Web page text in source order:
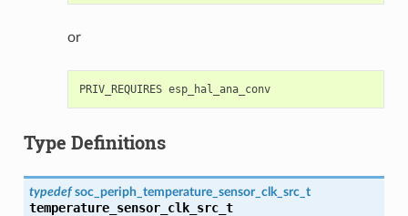
or
PRIV_REQUIRES esp_hal_ana_conv
Type Definitions
typedef soc_periph_temperature_sensor_clk_src_t
temperature_sensor_clk_src_t